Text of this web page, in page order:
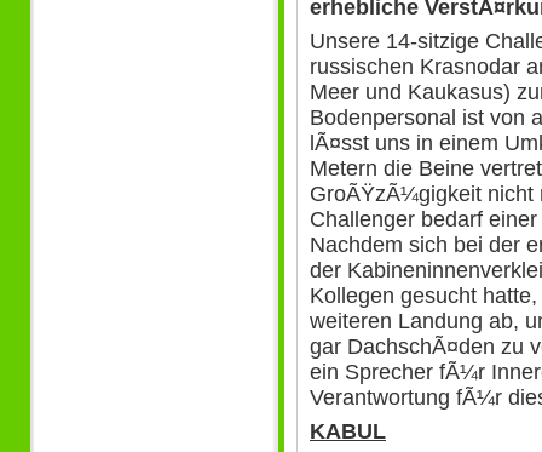
erhebliche
Unsere 14-sitzige
russischen Krasnodar
Meer und Kaukasus)
Bodenpersonal ist von
lÃ¤sst uns in einem
Metern die Beine
GroÃŸzÃ¼gigkeit nicht
Challenger bedarf
Nachdem sich bei der
der
Kollegen gesucht
weiteren Landung ab,
gar DachschÃ¤den zu
ein Sprecher fÃ¼r
Verantwortung fÃ¼r
KABUL